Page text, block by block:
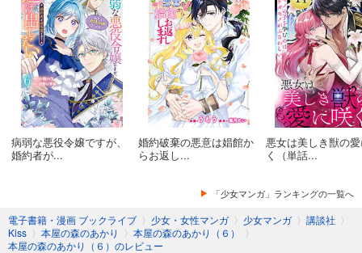
病弱な悪役令嬢ですが、
婚約者が...
婚約破棄の悪意は娼館か
らお返し...
悪女は美しき獣の
く（単話...
「少女マンガ」ランキングの一覧へ
電子書籍・漫画 ブックライブ 〉 少女・女性マンガ 〉 少女マンガ 〉 講談社 〉
Kiss 〉 本屋の森のあかり 〉 本屋の森のあかり（６）
〉
本屋の森のあかり（６）のレビュー